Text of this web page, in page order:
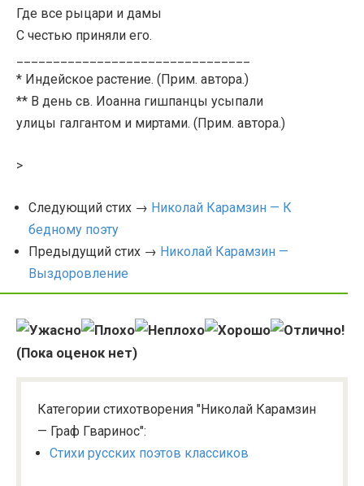
Где все рыцари и дамы
С честью приняли его.
* Индейское растение. (Прим. автора.)
** В день св. Иоанна гишпанцы усыпали
улицы галгантом и миртами. (Прим. автора.)
>
Следующий стих → Николай Карамзин — К
бедному поэту
Предыдущий стих → Николай Карамзин —
Выздоровление
(Пока оценок нет)
Категории стихотворения "Николай Карамзин
— Граф Гваринос":
Стихи русских поэтов классиков